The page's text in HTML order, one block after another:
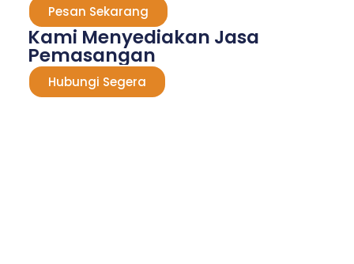
Pesan Sekarang
Kami Menyediakan Jasa
Pemasangan
Hubungi Segera